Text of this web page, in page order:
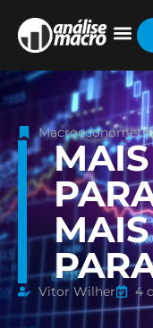
Vitor Wilher 4